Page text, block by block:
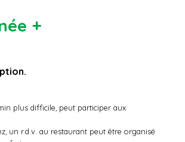
+
plus difficile, peut participer aux
un r.d.v. au restaurant peut être organisé